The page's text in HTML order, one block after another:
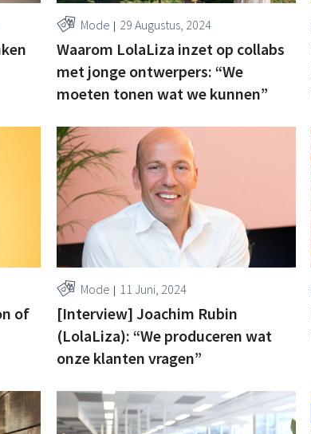
Mode 29 Augustus, 2024
Waarom LolaLiza inzet op collabs
met jonge ontwerpers: “We
moeten tonen wat we kunnen”
of
Mode 11 Juni, 2024
[Interview] Joachim Rubin
(LolaLiza): “We produceren wat
onze klanten vragen”